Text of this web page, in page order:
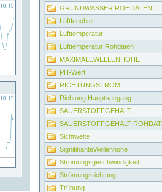
GRUNDWASSER ROHDATEN
Luftfeuchte
Lufttemperatur
Lufttemperatur Rohdaten
MAXIMALEWELLENHÖHE
PH-Wert
RICHTUNGSTROM
Richtung Hauptseegang
SAUERSTOFFGEHALT
SAUERSTOFFGEHALT
Sichtweite
SignifikanteWellenhöhe
Strömungsgeschwindigkeit
Strömungsrichtung
Trübung